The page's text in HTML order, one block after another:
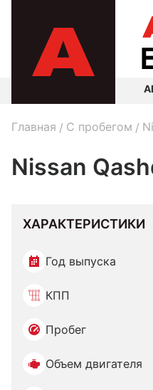
Главная C пробегом
Nissan
ХАРАКТЕРИСТИКИ
Год выпуска
КПП
Пробег
Объем двигателя